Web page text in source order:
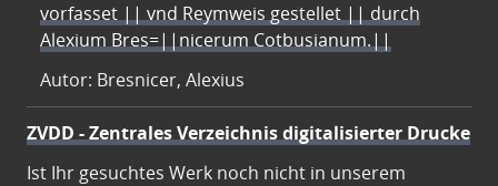
vorfasset || vnd Reymweis gestellet || durch
Alexium Bres=||nicerum Cotbusianum.||
Autor: Bresnicer, Alexius
ZVDD - Zentrales Verzeichnis digitalisierter Drucke
Ist Ihr gesuchtes Werk noch nicht in unserem